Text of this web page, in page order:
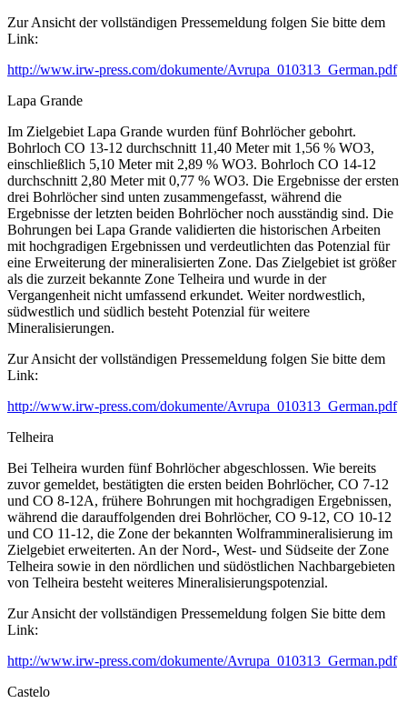
Zur Ansicht der vollständigen Pressemeldung folgen Sie bitte dem
Link:
http://www.irw-press.com/dokumente/Avrupa_010313_German.pdf
Lapa Grande
Im Zielgebiet Lapa Grande wurden fünf Bohrlöcher gebohrt.
Bohrloch CO 13-12 durchschnitt 11,40 Meter mit 1,56 % WO3,
einschließlich 5,10 Meter mit 2,89 % WO3. Bohrloch CO 14-12
durchschnitt 2,80 Meter mit 0,77 % WO3. Die Ergebnisse der ersten
drei Bohrlöcher sind unten zusammengefasst, während die
Ergebnisse der letzten beiden Bohrlöcher noch ausständig sind. Die
Bohrungen bei Lapa Grande validierten die historischen Arbeiten
mit hochgradigen Ergebnissen und verdeutlichten das Potenzial für
eine Erweiterung der mineralisierten Zone. Das Zielgebiet ist größer
als die zurzeit bekannte Zone Telheira und wurde in der
Vergangenheit nicht umfassend erkundet. Weiter nordwestlich,
südwestlich und südlich besteht Potenzial für weitere
Mineralisierungen.
Zur Ansicht der vollständigen Pressemeldung folgen Sie bitte dem
Link:
http://www.irw-press.com/dokumente/Avrupa_010313_German.pdf
Telheira
Bei Telheira wurden fünf Bohrlöcher abgeschlossen. Wie bereits
zuvor gemeldet, bestätigten die ersten beiden Bohrlöcher, CO 7-12
und CO 8-12A, frühere Bohrungen mit hochgradigen Ergebnissen,
während die darauffolgenden drei Bohrlöcher, CO 9-12, CO 10-12
und CO 11-12, die Zone der bekannten Wolframmineralisierung im
Zielgebiet erweiterten. An der Nord-, West- und Südseite der Zone
Telheira sowie in den nördlichen und südöstlichen Nachbargebieten
von Telheira besteht weiteres Mineralisierungspotenzial.
Zur Ansicht der vollständigen Pressemeldung folgen Sie bitte dem
Link:
http://www.irw-press.com/dokumente/Avrupa_010313_German.pdf
Castelo